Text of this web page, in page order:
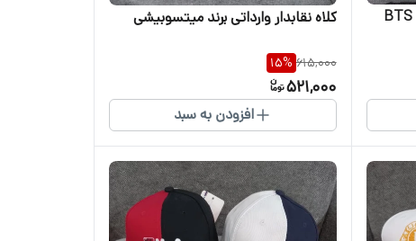
کلاه نقابدار وارداتی برند میتسوبیشی
615,000
15%
521,000
افزودن به سبد